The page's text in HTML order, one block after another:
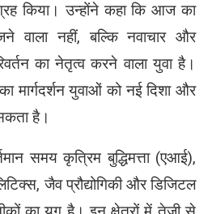
किया। उन्होंने कहा कि आज का
वाला नहीं, बल्कि नवाचार और
का नेतृत्व करने वाला युवा है।
मार्गदर्शन युवाओं को नई दिशा और
है।
समय कृत्रिम बुद्धिमत्ता (एआई),
जैव प्रौद्योगिकी और डिजिटल